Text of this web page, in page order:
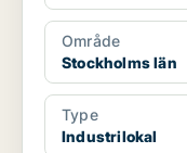
Område
Stockholms län
Type
Industrilokal